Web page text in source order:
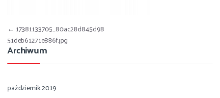
Nawigacja wpisu
← 17381133705_80ac28d845d98
51deb61271e886f.jpg
Archiwum
październik 2019